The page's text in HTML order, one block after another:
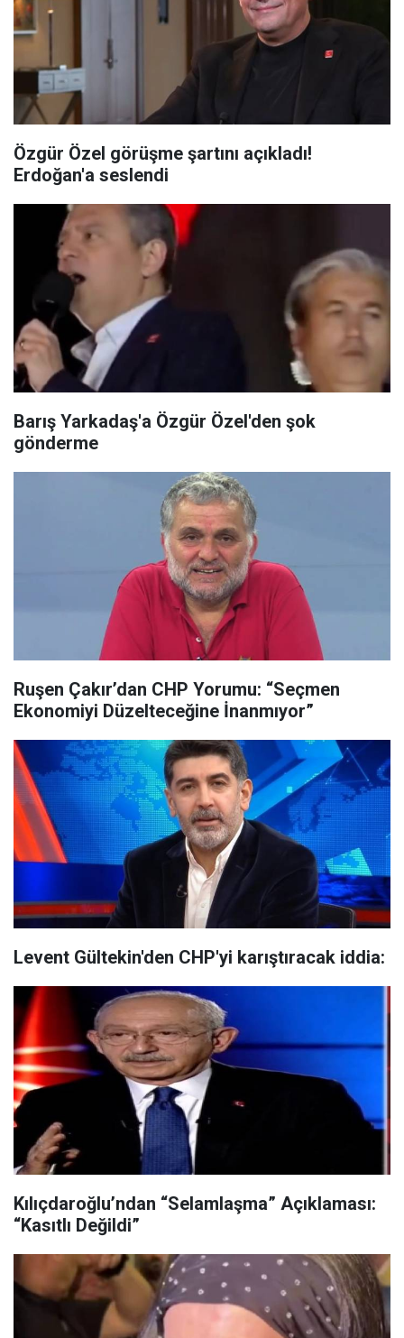
Özgür Özel görüşme şartını açıkladı!
Erdoğan'a seslendi
Barış Yarkadaş'a Özgür Özel'den şok
gönderme
Ruşen Çakır’dan CHP Yorumu: “Seçmen
Ekonomiyi Düzelteceğine İnanmıyor”
Levent Gültekin'den CHP'yi karıştıracak iddia:
Kılıçdaroğlu’ndan “Selamlaşma” Açıklaması:
“Kasıtlı Değildi”